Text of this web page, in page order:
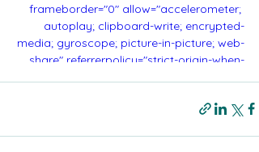
frameborder="0" allow="accelerometer;
autoplay; clipboard-write; encrypted-
media; gyroscope; picture-in-picture; web-
share" referrerpolicy="strict-origin-when-